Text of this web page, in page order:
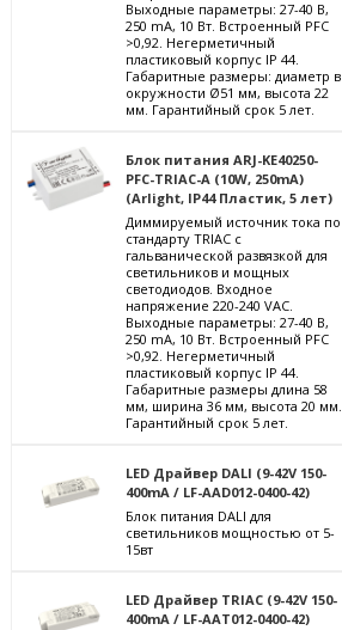
Выходные параметры: 27-40 В,
250 mА, 10 Вт. Встроенный PFC
>0,92. Негерметичный
пластиковый корпус IP 44.
Габаритные размеры: диаметр в
окружности Ø51 мм, высота 22
мм. Гарантийный срок 5 лет.
Блок питания ARJ-KE40250-
PFC-TRIAC-A (10W, 250mA)
(Arlight, IP44 Пластик, 5 лет)
Диммируемый источник тока по
стандарту TRIAC с
гальванической развязкой для
светильников и мощных
светодиодов. Входное
напряжение 220-240 VAC.
Выходные параметры: 27-40 В,
250 mА, 10 Вт. Встроенный PFC
>0,92. Негерметичный
пластиковый корпус IP 44.
Габаритные размеры длина 58
мм, ширина 36 мм, высота 20 мм.
Гарантийный срок 5 лет.
LED Драйвер DALI (9-42V 150-
400mA / LF-AAD012-0400-42)
Блок питания DALI для
светильников мощностью от 5-
15вт
LED Драйвер TRIAC (9-42V 150-
400mA / LF-AAT012-0400-42)